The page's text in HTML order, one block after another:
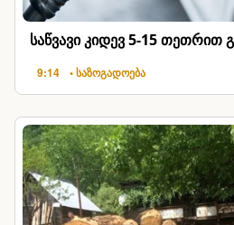
საწვავი კიდევ 5-15 თეთრით
9:14 • საზოგადოება